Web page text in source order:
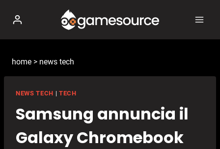
contenuto
home > news tech
NEWS TECH | TECH
Samsung annuncia il
Galaxy Chromebook